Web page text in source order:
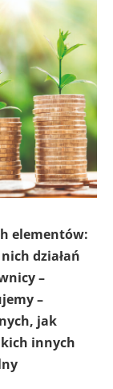
elementów:
działań
–
–
jak
innych